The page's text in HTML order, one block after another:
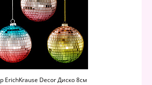
ErichKrause Decor Диско 8см